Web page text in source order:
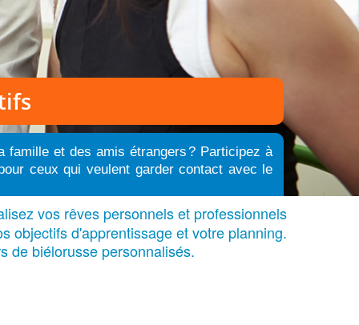
famille et des amis étrangers?Participez à
ceux qui veulent garder contact avec le
vos rêves personnels et professionnels
objectifs d'apprentissage et votre planning.
de biélorusse personnalisés.